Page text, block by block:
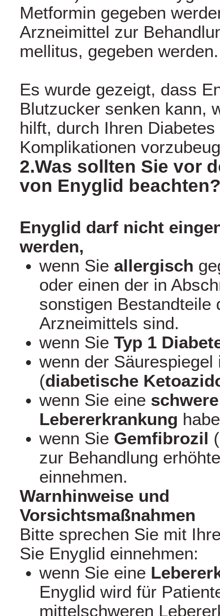
Metformin gegeben
Arzneimittel zur
mellitus, gegeben werden.
Es wurde gezeigt, dass
Blutzucker senken kann,
hilft, durch Ihren
Komplikationen
2.Was sollten Sie vor
von Enyglid
Enyglid darf nicht
werden,
wenn Sie allergisch
oder einen der in
sonstigen Bestandteile
Arzneimittels sind.
wenn Sie Typ 1
wenn der
(diabetische
wenn Sie eine schwere
Lebererkrankung
wenn Sie Gemfibrozil
zur Behandlung
einnehmen.
Warnhinweise und
Vorsichtsmaßnahmen
Bitte sprechen Sie mit
Sie Enyglid einnehmen:
wenn Sie eine
Enyglid wird für
mittelschweren